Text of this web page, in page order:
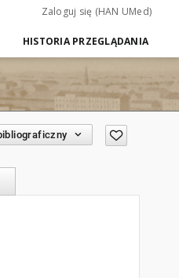
Zaloguj się (HAN UMed)
HISTORIA PRZEGLĄDANIA